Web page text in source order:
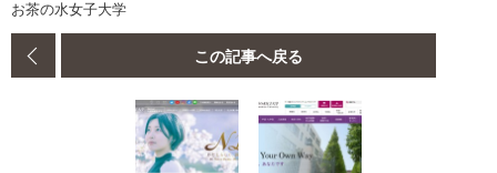
お茶の水女子大学
この記事へ戻る